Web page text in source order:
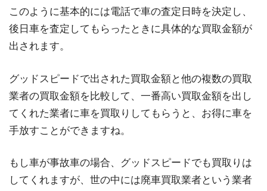
このように基本的には電話で車の査定日時を決定し、
後日車を査定してもらったときに具体的な買取金額が
出されます。
グッドスピードで出された買取金額と他の複数の買取
業者の買取金額を比較して、一番高い買取金額を出し
てくれた業者に車を買取りしてもらうと、お得に車を
手放すことができますね。
もし車が事故車の場合、グッドスピードでも買取りは
してくれますが、世の中には廃車買取業者という業者